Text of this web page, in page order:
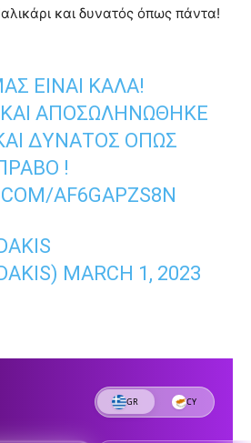
και δυνατός όπως πάντα!
ΕΙΝΑΙ ΚΑΛΆ!
ΚΑΙ ΑΠΟΣΩΛΗΝΏΘΗΚΕ
ΔΥΝΑΤΌΣ ΟΠΩΣ
!
AF6GAPZS8N
MARCH 1, 2023